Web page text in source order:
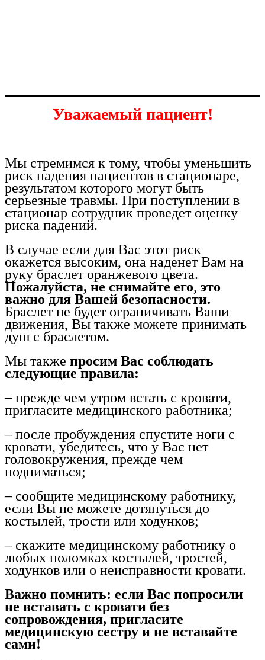
Уважаемый пациент!
Мы стремимся к тому, чтобы уменьшить
риск падения пациентов в стационаре,
результатом которого могут быть
серьезные травмы. При поступлении в
стационар сотрудник проведет оценку
риска падений.
В случае если для Вас этот риск
окажется высоким, она наденет Вам на
руку браслет оранжевого цвета.
Пожалуйста, не снимайте его, это
важно для Вашей безопасности.
Браслет не будет ограничивать Ваши
движения, Вы также можете принимать
душ с браслетом.
Мы также просим Вас соблюдать
следующие правила:
– прежде чем утром встать с кровати,
пригласите медицинского работника;
– после пробуждения спустите ноги с
кровати, убедитесь, что у Вас нет
головокружения, прежде чем
подниматься;
– сообщите медицинскому работнику,
если Вы не можете дотянуться до
костылей, трости или ходунков;
– скажите медицинскому работнику о
любых поломках костылей, тростей,
ходунков или о неисправности кровати.
Важно помнить: если Вас попросили
не вставать с кровати без
сопровождения, пригласите
медицинскую сестру и не вставайте
сами!